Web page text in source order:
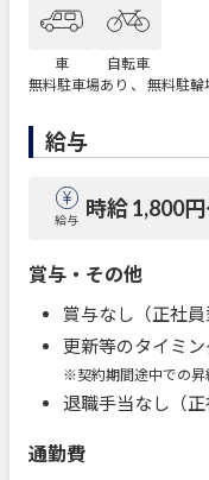
車
自転車
無料駐車場あり 、 無料駐輪
給与
給与 時給 1,800
賞与・その他
賞与なし（正社員
更新等のタイミ
※契約期間途中での昇
退職手当なし（正
通勤費